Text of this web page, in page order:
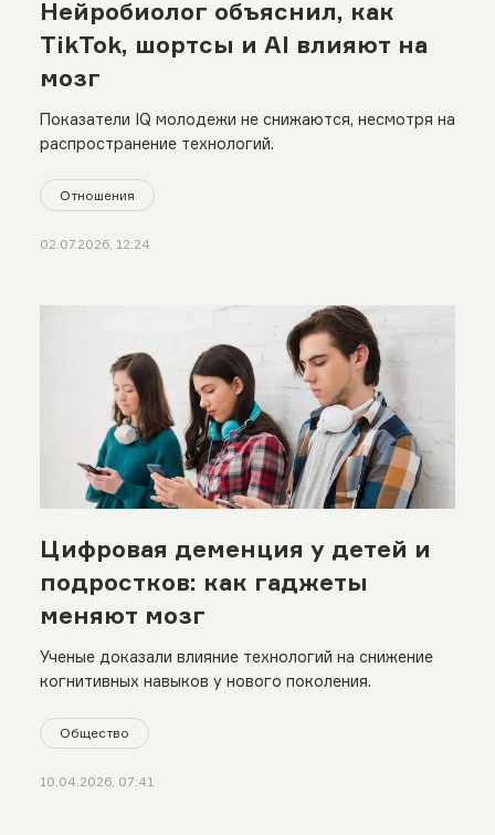
Нейробиолог объяснил, как
TikTok, шортсы и AI влияют на
мозг
Показатели IQ молодежи не снижаются, несмотря на
распространение технологий.
Отношения
02.07.2026, 12:24
Цифровая деменция у детей и
подростков: как гаджеты
меняют мозг
Ученые доказали влияние технологий на снижение
когнитивных навыков у нового поколения.
Общество
10.04.2026, 07:41